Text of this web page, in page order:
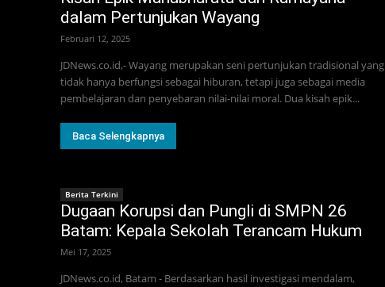
dalam Pertunjukan Wayang
Februari 12, 2025
JDNews.co.id,- Wayang merupakan seni pertunjukan tradisional yang
tidak hanya berfungsi sebagai hiburan, tetapi juga sebagai media
pembelajaran dan penyebaran nilai-nilai moral. Dua kisah epik...
Baca Selengkapnya
Berita Terkini
Dugaan Korupsi dan Pungli di SMPN 26
Batam: Kepala Sekolah Terancam Hukum
Mei 17, 2025
JDNews.co.id, Batam - Berdasarkan hasil investigasi mendalam,